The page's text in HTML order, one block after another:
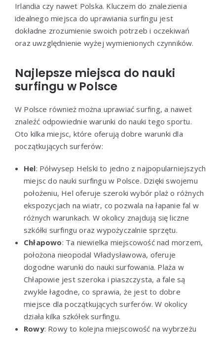
Irlandia czy nawet Polska. Kluczem do znalezienia
idealnego miejsca do uprawiania surfingu jest
dokładne zrozumienie swoich potrzeb i oczekiwań
oraz uwzględnienie wyżej wymienionych czynników.
Najlepsze miejsca do nauki
surfingu w Polsce
W Polsce również można uprawiać surfing, a nawet
znaleźć odpowiednie warunki do nauki tego sportu.
Oto kilka miejsc, które oferują dobre warunki dla
początkujących surferów:
Hel: Półwysep Helski to jedno z najpopularniejszych
miejsc do nauki surfingu w Polsce. Dzięki swojemu
położeniu, Hel oferuje szeroki wybór plaż o różnych
ekspozycjach na wiatr, co pozwala na łapanie fal w
różnych warunkach. W okolicy znajdują się liczne
szkółki surfingu oraz wypożyczalnie sprzętu.
Chłapowo: Ta niewielka miejscowość nad morzem,
położona nieopodal Władysławowa, oferuje
dogodne warunki do nauki surfowania. Plaża w
Chłapowie jest szeroka i piaszczysta, a fale są
zwykle łagodne, co sprawia, że jest to dobre
miejsce dla początkujących surferów. W okolicy
działa kilka szkółek surfingu.
Rowy: Rowy to kolejna miejscowość na wybrzeżu